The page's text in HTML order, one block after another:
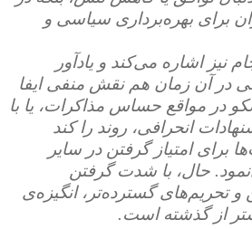
برای بهره‌برداری سیاسی و
نیز اشاره می‌کند و یادآور
در آن زمان هم نقش منفی ایفا
در مواقع حساس مذاکرات، یا با
انحرافی، روند را کند
برای امتیاز گرفتن در سایر
حال، با شدت گرفتن
تحریم‌های گسترده‌تر، انگیزه‌ی
از گذشته است.